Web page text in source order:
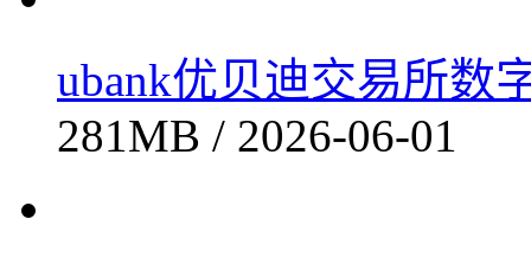
ubank优贝迪交易所数
281MB / 2026-06-01